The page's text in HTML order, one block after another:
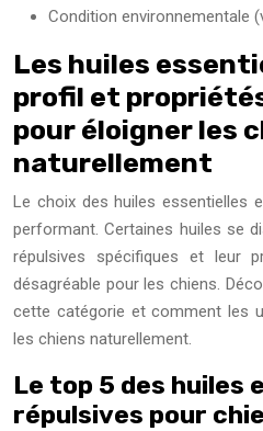
Condition environnementale
Les huiles
profil et
pour éloigner les
naturellement
Le choix des huiles essentielles
performant. Certaines huiles se
répulsives spécifiques et leur
désagréable pour les chiens.
cette catégorie et comment les
les chiens naturellement.
Le top 5 des huiles
répulsives pour